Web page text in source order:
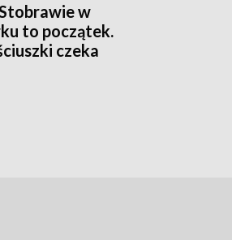
w
to początek.
czeka